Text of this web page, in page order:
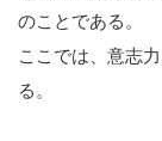
のことである。
ここでは、意志
る。